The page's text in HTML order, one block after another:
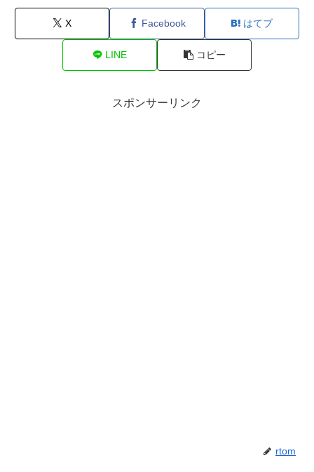
X Facebook はてブ
LINE コピー
スポンサーリンク
rtom